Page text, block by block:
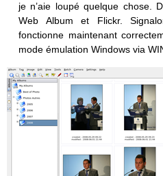
je n’aie loupé quelque chose.
Web Album et Flickr.
fonctionne maintenant
mode émulation Windows via